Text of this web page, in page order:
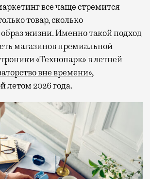
все чаще стремится
товар, сколько
жизни. Именно такой подход
магазинов премиальной
«Технопарк» в летней
вне времени»,
летом 2026 года.